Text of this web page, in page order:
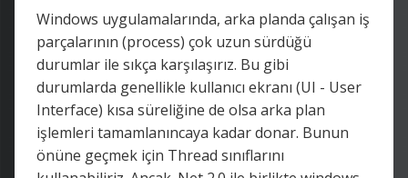
Windows uygulamalarında, arka planda çalışan iş
parçalarının (process) çok uzun sürdüğü
durumlar ile sıkça karşılaşırız. Bu gibi
durumlarda genellikle kullanıcı ekranı (UI - User
Interface) kısa süreliğine de olsa arka plan
işlemleri tamamlanıncaya kadar donar. Bunun
önüne geçmek için Thread sınıflarını